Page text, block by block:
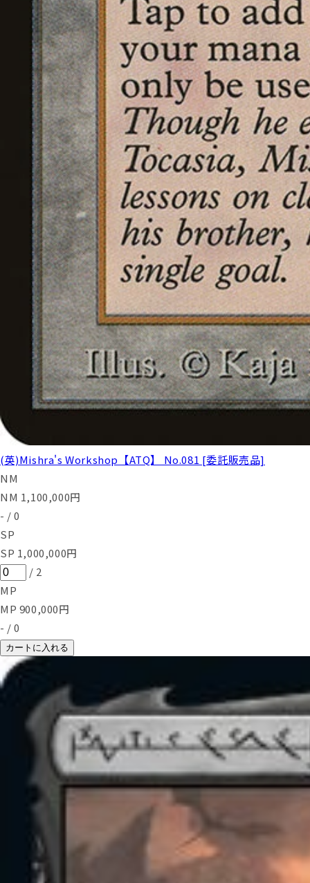
(英)Mishra's Workshop【ATQ】 No.081 [委託販売品]
NM
NM 1,100,000円
- / 0
SP
SP 1,000,000円
/ 2
MP
MP 900,000円
- / 0
カートに入れる